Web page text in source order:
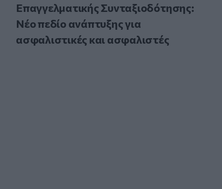
Επαγγελματικής Συνταξιοδότησης:
Νέο πεδίο ανάπτυξης για
ασφαλιστικές και ασφαλιστές